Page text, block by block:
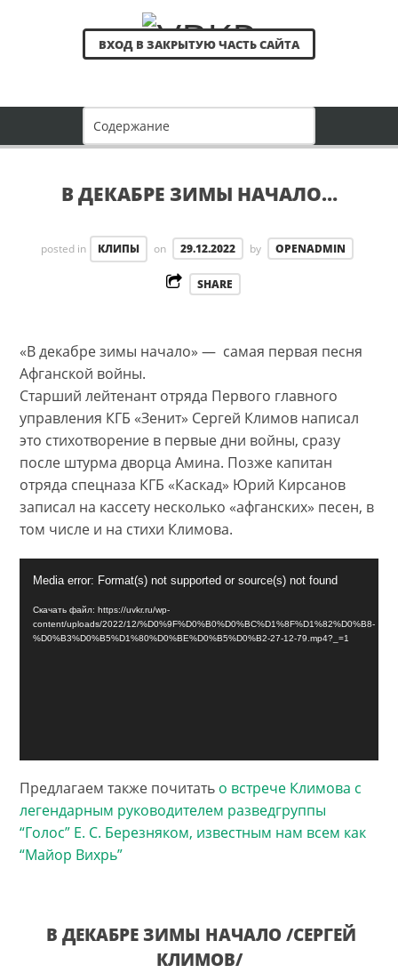
ВХОД В ЗАКРЫТУЮ ЧАСТЬ САЙТА
В ДЕКАБРЕ ЗИМЫ НАЧАЛО…
posted in КЛИПЫ on 29.12.2022 by OPENADMIN
SHARE
«В декабре зимы начало» — самая первая песня
Афганской войны.
Старший лейтенант отряда Первого главного
управления КГБ «Зенит» Сергей Климов написал
это стихотворение в первые дни войны, сразу
после штурма дворца Амина. Позже капитан
отряда спецназа КГБ «Каскад» Юрий Кирсанов
записал на кассету несколько «афганских» песен, в
том числе и на стихи Климова.
Media error: Format(s) not supported or source(s) not found
Скачать файл: https://uvkr.ru/wp-
content/uploads/2022/12/%D0%9F%D0%B0%D0%BC%D1%8F%D1%82%D0%B8-
%D0%B3%D0%B5%D1%80%D0%BE%D0%B5%D0%B2-27-12-79.mp4?_=1
Предлагаем также почитать о встрече Климова с
легендарным руководителем разведгруппы
“Голос” Е. С. Березняком, известным нам всем как
“Майор Вихрь”
В ДЕКАБРЕ ЗИМЫ НАЧАЛО /СЕРГЕЙ
КЛИМОВ/